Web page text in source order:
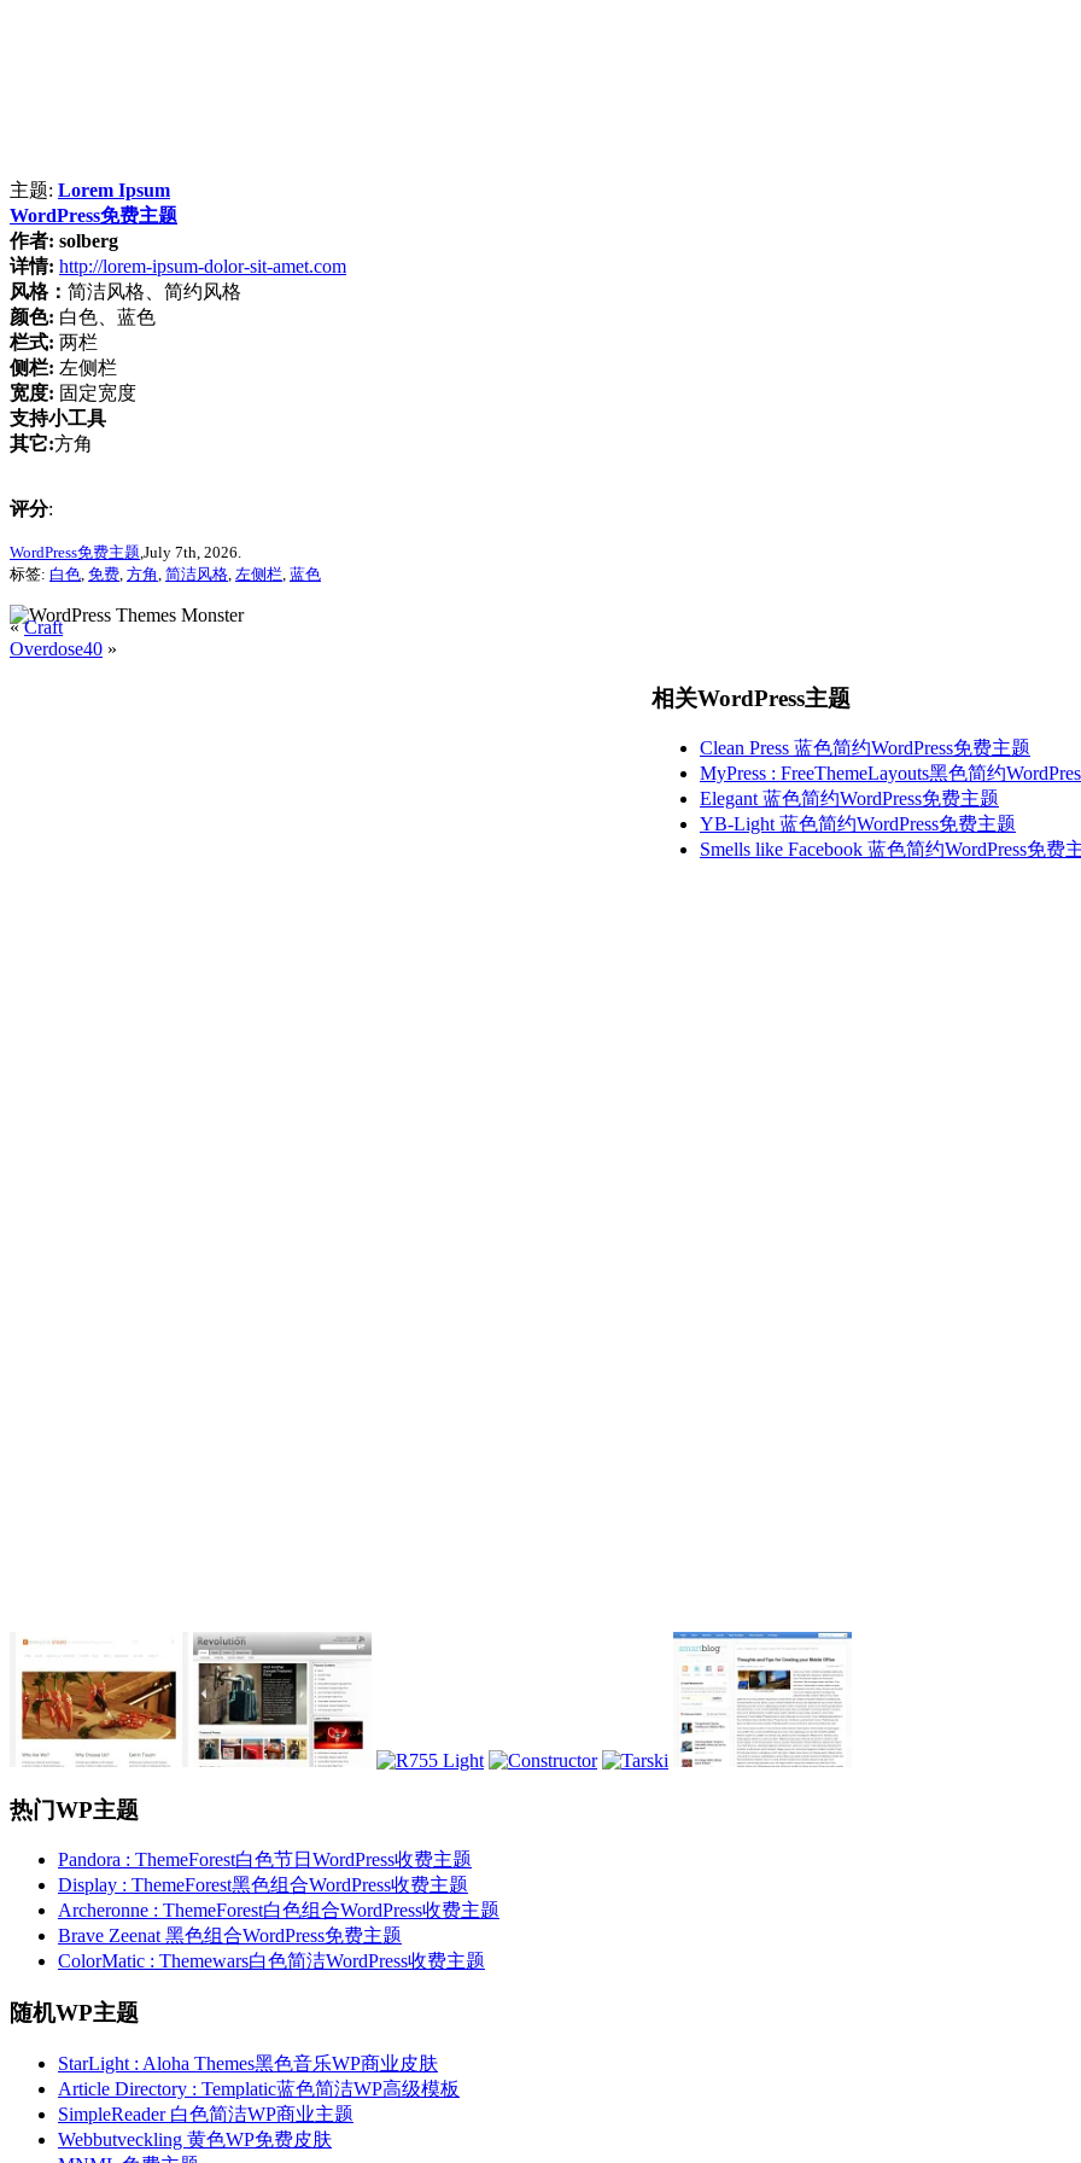
主题: Lorem Ipsum
WordPress免费主题
作者: solberg
详情: http://lorem-ipsum-dolor-sit-amet.com
风格： 简洁风格、简约风格
颜色: 白色、蓝色
栏式: 两栏
侧栏: 左侧栏
宽度: 固定宽度
支持小工具
其它:方角
评分:
WordPress免费主题 ,July 7th, 2026.
标签: 白色 免费 方角 简洁风格 左侧栏 蓝色
«Craft
Overdose40 »
相关WordPress主题
Clean Press 蓝色简约WordPress免费主题
MyPress : FreeThemeLayouts黑色简约
Elegant 蓝色简约WordPress免费主题
YB-Light 蓝色简约WordPress免费主题
Smells like Facebook 蓝色简约WordPress免费
热门WP主题
Pandora : ThemeForest白色节日WordPress收费主题
Display : ThemeForest黑色组合WordPress收费主题
Archeronne : ThemeForest白色组合WordPress收费主题
Brave Zeenat 黑色组合WordPress免费主题
ColorMatic : Themewars白色简洁WordPress收费主题
随机WP主题
StarLight : Aloha Themes黑色音乐WP商业皮肤
Article Directory : Templatic蓝色简洁WP高级模板
SimpleReader 白色简洁WP商业主题
Webbutveckling 黄色WP免费皮肤